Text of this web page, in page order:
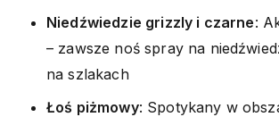
Niedźwiedzie grizzly i czarne:
– zawsze noś spray na
na szlakach
Łoś piżmowy: Spotykany w